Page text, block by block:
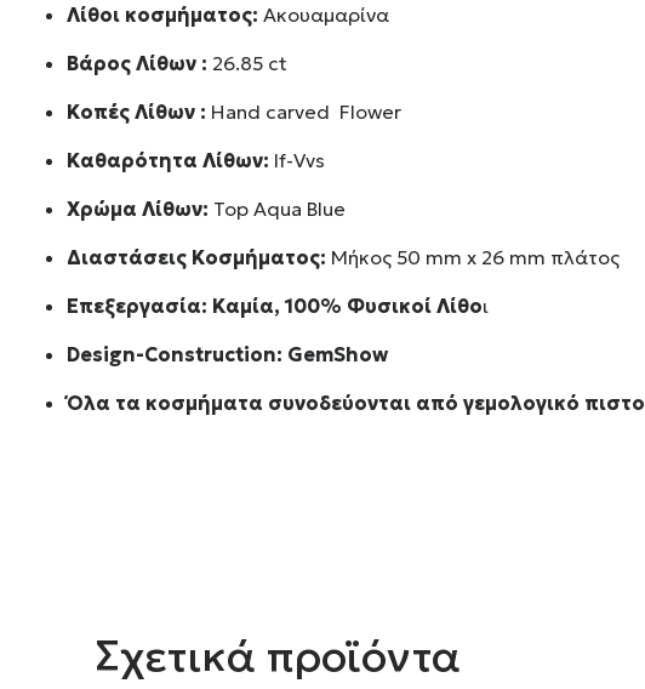
Λίθοι κοσμήματος: Ακουαμαρίνα
Βάρος Λίθων : 26.85 ct
Κοπές Λίθων : Hand carved Flower
Καθαρότητα Λίθων: If-Vvs
Χρώμα Λίθων: Top Aqua Blue
Διαστάσεις Κοσμήματος: Μήκος 50 mm x 26 mm πλάτος
Επεξεργασία: Καμία, 100% Φυσικοί Λίθοι
Design-Construction: GemShow
Όλα τα κοσμήματα συνοδεύονται από γεμολογικό
Σχετικά προϊόντα